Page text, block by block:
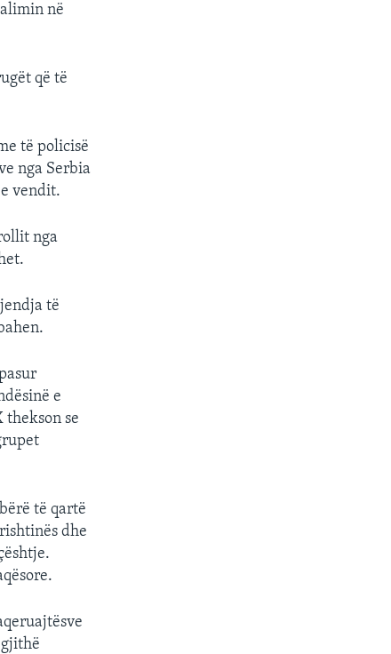
në
që të
të policisë
nga Serbia
vendit.
nga
të
e
thekson se
të qartë
dhe